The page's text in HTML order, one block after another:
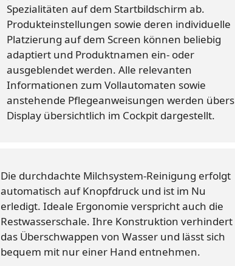
Spezialitäten auf dem Startbildschirm ab.
Produkteinstellungen sowie deren individuelle
Platzierung auf dem Screen können beliebig
adaptiert und Produktnamen ein- oder
ausgeblendet werden. Alle relevanten
Informationen zum Vollautomaten sowie
anstehende Pflegeanweisungen werden übers
Display übersichtlich im Cockpit dargestellt.
Die durchdachte Milchsystem-Reinigung erfolgt
automatisch auf Knopfdruck und ist im Nu
erledigt. Ideale Ergonomie verspricht auch die
Restwasserschale. Ihre Konstruktion verhindert
das Überschwappen von Wasser und lässt sich
bequem mit nur einer Hand entnehmen.